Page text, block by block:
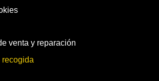
venta y reparación
recogida